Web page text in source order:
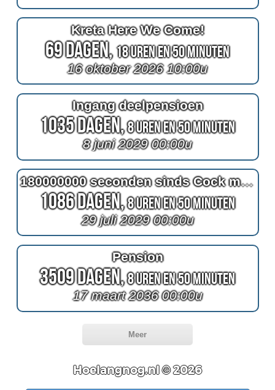
Kreta Here We Come!
69 Dagen,18 Uren en 50 Minuten
16 oktober 2026 10:00u
Ingang deelpensioen
1035 Dagen,8 Uren en 50 Minuten
8 juni 2029 00:00u
180000000 seconden sinds Cock met pensioen
1086 Dagen,8 Uren en 50 Minuten
29 juli 2029 00:00u
Pension
3509 Dagen,8 Uren en 50 Minuten
17 maart 2036 00:00u
Meer
Hoelangnog.nl © 2026